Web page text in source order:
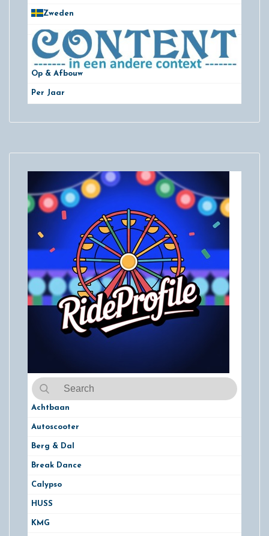
Zweden
Op & Afbouw
Per Jaar
Achtbaan
Autoscooter
Berg & Dal
Break Dance
Calypso
HUSS
KMG